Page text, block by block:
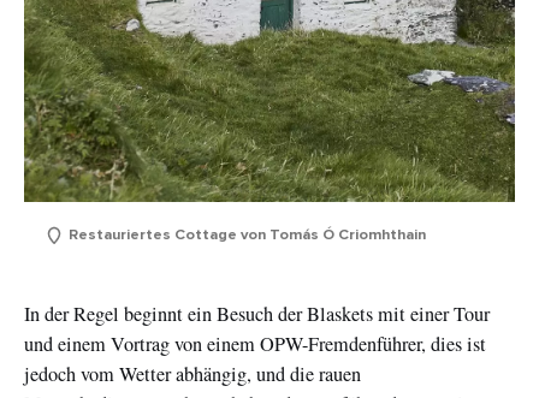
Restauriertes Cottage von Tomás Ó Criomhthain
In der Regel beginnt ein Besuch der Blaskets mit einer Tour
und einem Vortrag von einem OPW-Fremdenführer, dies ist
jedoch vom Wetter abhängig, und die rauen